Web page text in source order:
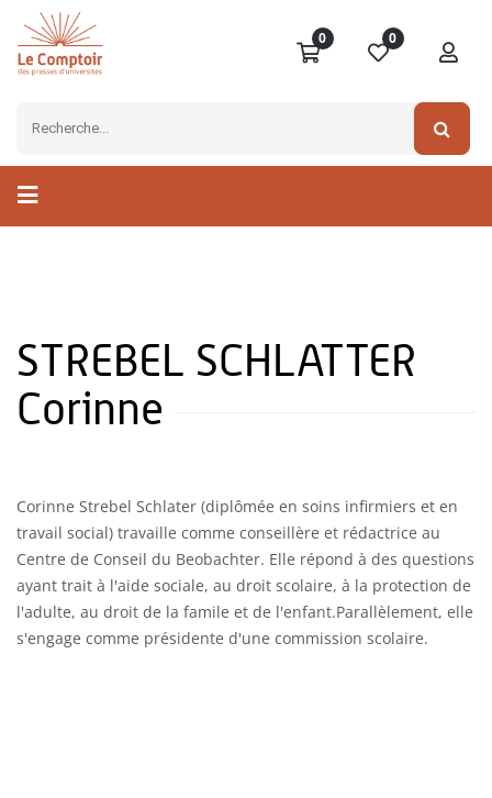
0 0
STREBEL SCHLATTER
Corinne
Corinne Strebel Schlater (diplômée en soins infirmiers et en
travail social) travaille comme conseillère et rédactrice au
Centre de Conseil du Beobachter. Elle répond à des questions
ayant trait à l'aide sociale, au droit scolaire, à la protection de
l'adulte, au droit de la famile et de l'enfant.Parallèlement, elle
s'engage comme présidente d'une commission scolaire.